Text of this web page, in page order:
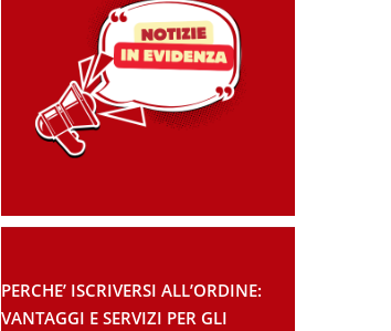
PERCHE’ ISCRIVERSI ALL’ORDINE:
VANTAGGI E SERVIZI PER GLI